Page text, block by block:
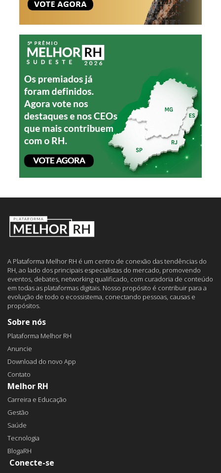
A Plataforma Melhor RH é um centro de conexão das tendências do
RH, ao lado dos principais especialistas do mercado, promovendo
eventos, debates, networking qualificado, com curadoria de conteúdo
em todas as plataformas digitais. Nosso propósito é contribuir para a
evolução de todo o ecossistema, conectando pessoas, causas e
propósitos.
Sobre nós
Plataforma Melhor RH
Anuncie
Download do novo App
Contato
Melhor RH
Carreira e Educação
Gestão
Saúde
Tecnologia
BlogaRH
Conecte-se